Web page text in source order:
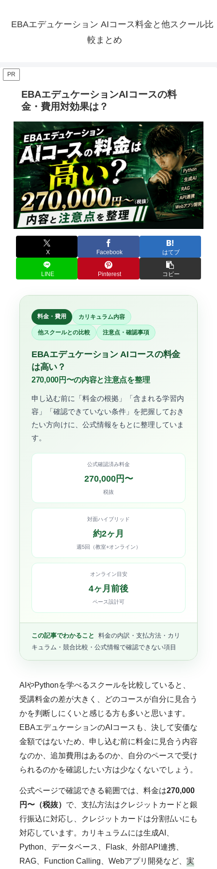
EBAエデュケーション AIコース料金と他スクール比
較まとめ
PR
EBAエデュケーションAIコースの料
金・費用対効果は？
X Facebook はてブ
LINE Pinterest コピー
料金・費用 カリキュラム内容
他スクールとの比較 注意点・確認事項
EBAエデュケーション AIコースの料金
は高い？
270,000円〜の内容と注意点を整理
申し込む前に「料金の根拠」「含まれる学習内
容」「確認できていない条件」を把握しておき
たい方向けに、公式情報をもとに整理していま
す。
公式確認済み料金
270,000円〜
税抜
対面ハイブリッド
約2ヶ月
週5回（教室+オンライン）
オンライン目安
4ヶ月前後
ペース設計可
この記事でわかること
料金の内訳・支払方法・カリ
キュラム・競合比較・公式情報で確認できない項目
AIやPythonを学べるスクールを比較していると、
受講料金の差が大きく、どのコースが自分に見合う
かを判断しにくいと感じる方も多いと思います。
EBAエデュケーションのAIコースも、決して安価な
金額ではないため、申し込む前に料金に見合う内容
なのか、追加費用はあるのか、自分のペースで受け
られるのかを確認したい方は少なくないでしょう。
公式ページで確認できる範囲では、料金は270,000
円〜（税抜） で、支払方法はクレジットカードと銀
行振込に対応し、クレジットカードは分割払いにも
対応しています。カリキュラムには生成AI、
Python、データベース、Flask、外部API連携、
RAG、Function Calling、Webアプリ開発など、 実